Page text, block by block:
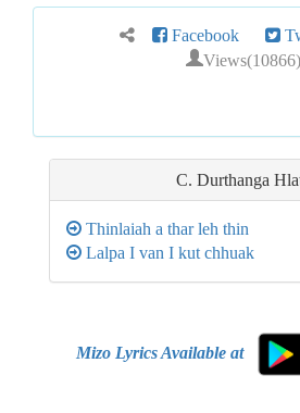
Facebook
Views(10866)
C. Durthanga
Thinlaiah a thar leh thin
Lalpa I van I kut chhuak
Mizo Lyrics Available at